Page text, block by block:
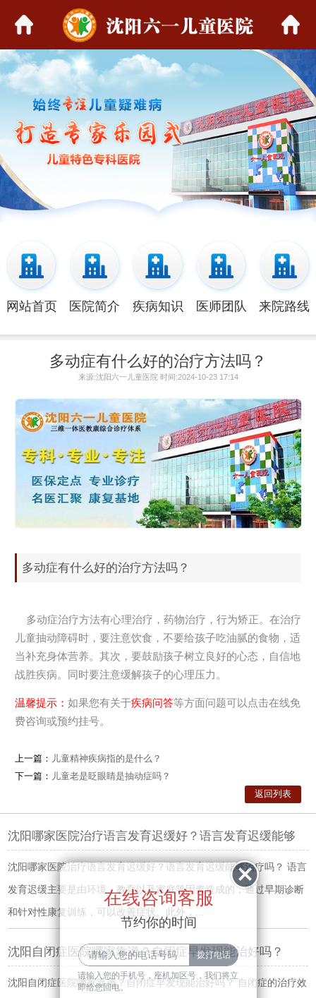
网站首页 医院简介 疾病知识 医师团队 来院路线
多动症有什么好的治疗方法吗？
来源:沈阳六一儿童医院 时间:2024-10-23 17:14
多动症有什么好的治疗方法吗？
多动症治疗方法有心理治疗，药物治疗，行为矫正。在治疗
儿童抽动障碍时，要注意饮食，不要给孩子吃油腻的食物，适
当补充身体营养。其次，要鼓励孩子树立良好的心态，自信地
战胜疾病。同时要注意缓解孩子的心理压力。
温馨提示： 如果您有关于疾病问答等方面问题可以点击在线免
费咨询或预约挂号。
上一篇： 儿童精神疾病指的是什么？
下一篇： 儿童老是眨眼睛是抽动症吗？
返回列表
沈阳哪家医院治疗语言发育迟缓好？语言发育迟缓能够
沈阳哪家医院治疗语言发育迟缓好？语言发育迟缓能够治疗吗？ 语言
发育迟缓主要是由环境、教育以及家庭等因素造成的，通过早期诊断
和针对性康复训练，可以改善症状。此外，...
沈阳自闭症医院哪家靠谱？自闭症早发现能治好吗？
沈阳自闭症医院哪家靠谱？自闭症早发现能治好吗？ 自闭症的治疗效
在线咨询客服
节约你的时间
请输入您的手机号，座机加区号，我们将立
即给您回电。